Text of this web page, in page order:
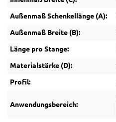
Außenmaß Schenkellänge (A):
Außenmaß Breite (B):
Länge pro Stange:
Materialstärke (D):
Profil:
Anwendungsbereich: